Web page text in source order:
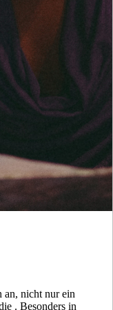
nicht nur ein
. Besonders in